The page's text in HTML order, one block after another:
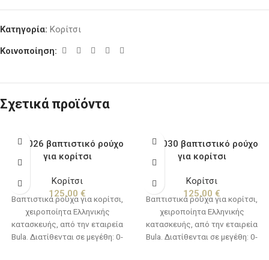
Κατηγορία: Κορίτσι
Κοινοποίηση:
Σχετικά προϊόντα
BKe026 βαπτιστικό ρούχο
για κορίτσι
Κορίτσι
125,00 €
Βαπτιστικά ρούχα για κορίτσι,
χειροποίητα Ελληνικής
κατασκευής, από την εταιρεία
Bula. Διατίθενται σε μεγέθη: 0-
BKe030 βαπτιστικό ρούχο
για κορίτσι
Κορίτσι
125,00 €
Βαπτιστικά ρούχα για κορίτσι,
χειροποίητα Ελληνικής
κατασκευής, από την εταιρεία
Bula. Διατίθενται σε μεγέθη: 0-